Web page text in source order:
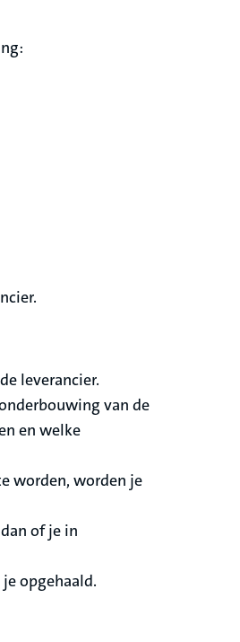
leverancier.
van de
en welke
worden, worden je
of je in
opgehaald.